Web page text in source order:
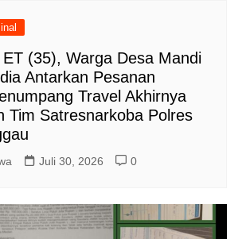
(35), Warga Desa Mandi
Antarkan Pesanan
Travel Akhirnya
Tim Satresnarkoba Polres
Juli 30, 2026 0